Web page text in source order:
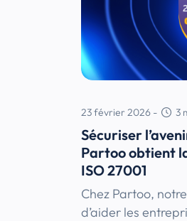
23 février 2026 - 3
Sécuriser
Partoo obtient
ISO 27001
Chez Partoo,
d’aider les